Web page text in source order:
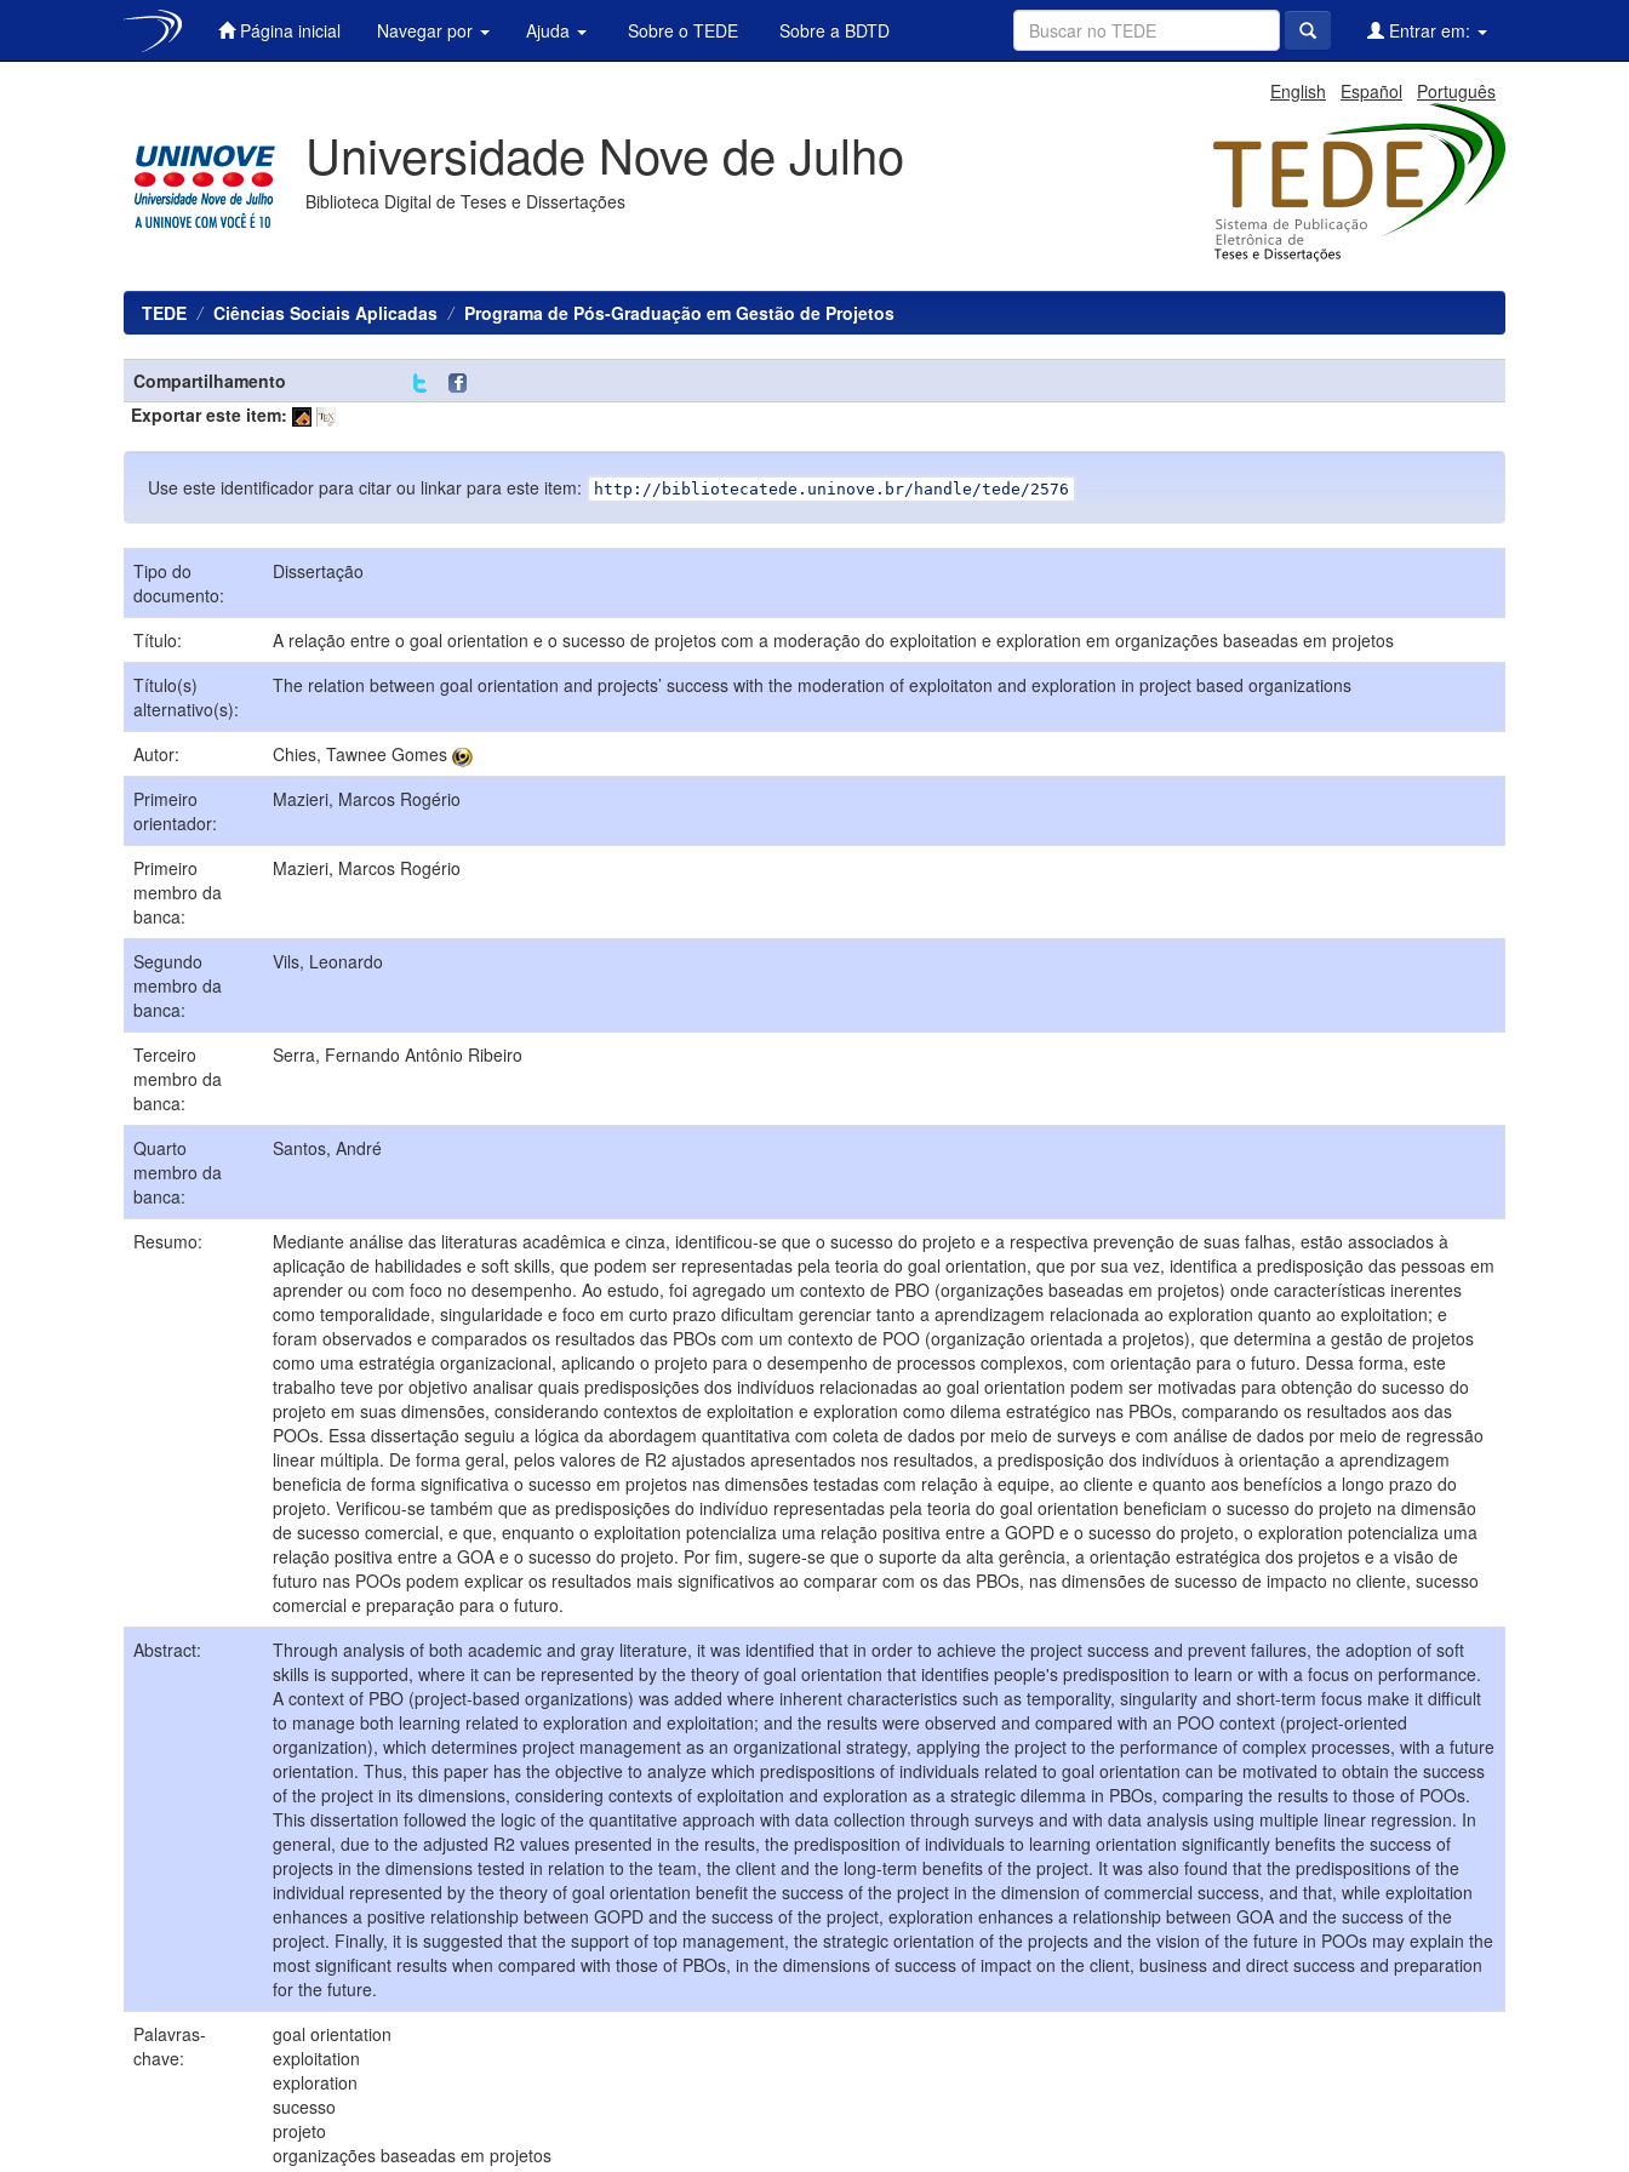
Página inicial Navegar por Ajuda Sobre o TEDE Sobre a BDTD Entrar em:
English Español Português
Universidade Nove de Julho
Biblioteca Digital de Teses e Dissertações
TEDE Ciências Sociais Aplicadas Programa de Pós-Graduação em Gestão de Projetos
Compartilhamento
Exportar este item:
Use este identificador para citar ou linkar para este item: http://bibliotecatede.uninove.br/handle/tede/2576
Tipo do
documento:
Dissertação
Título:
A relação entre o goal orientation e o sucesso de projetos com a moderação do exploitation e exploration em organizações baseadas em projetos
Título(s)
alternativo(s):
The relation between goal orientation and projects’ success with the moderation of exploitaton and exploration in project based organizations
Autor:
Chies, Tawnee Gomes
Primeiro
orientador:
Mazieri, Marcos Rogério
Primeiro
membro da
banca:
Mazieri, Marcos Rogério
Segundo
membro da
banca:
Vils, Leonardo
Terceiro
membro da
banca:
Serra, Fernando Antônio Ribeiro
Quarto
membro da
banca:
Santos, André
Resumo:
Mediante análise das literaturas acadêmica e cinza, identificou-se que o sucesso do projeto e a respectiva prevenção de suas falhas, estão associados à
aplicação de habilidades e soft skills, que podem ser representadas pela teoria do goal orientation, que por sua vez, identifica a predisposição das pessoas em
aprender ou com foco no desempenho. Ao estudo, foi agregado um contexto de PBO (organizações baseadas em projetos) onde características inerentes
como temporalidade, singularidade e foco em curto prazo dificultam gerenciar tanto a aprendizagem relacionada ao exploration quanto ao exploitation; e
foram observados e comparados os resultados das PBOs com um contexto de POO (organização orientada a projetos), que determina a gestão de projetos
como uma estratégia organizacional, aplicando o projeto para o desempenho de processos complexos, com orientação para o futuro. Dessa forma, este
trabalho teve por objetivo analisar quais predisposições dos indivíduos relacionadas ao goal orientation podem ser motivadas para obtenção do sucesso do
projeto em suas dimensões, considerando contextos de exploitation e exploration como dilema estratégico nas PBOs, comparando os resultados aos das
POOs. Essa dissertação seguiu a lógica da abordagem quantitativa com coleta de dados por meio de surveys e com análise de dados por meio de regressão
linear múltipla. De forma geral, pelos valores de R2 ajustados apresentados nos resultados, a predisposição dos indivíduos à orientação a aprendizagem
beneficia de forma significativa o sucesso em projetos nas dimensões testadas com relação à equipe, ao cliente e quanto aos benefícios a longo prazo do
projeto. Verificou-se também que as predisposições do indivíduo representadas pela teoria do goal orientation beneficiam o sucesso do projeto na dimensão
de sucesso comercial, e que, enquanto o exploitation potencializa uma relação positiva entre a GOPD e o sucesso do projeto, o exploration potencializa uma
relação positiva entre a GOA e o sucesso do projeto. Por fim, sugere-se que o suporte da alta gerência, a orientação estratégica dos projetos e a visão de
futuro nas POOs podem explicar os resultados mais significativos ao comparar com os das PBOs, nas dimensões de sucesso de impacto no cliente, sucesso
comercial e preparação para o futuro.
Abstract:
Through analysis of both academic and gray literature, it was identified that in order to achieve the project success and prevent failures, the adoption of soft
skills is supported, where it can be represented by the theory of goal orientation that identifies people's predisposition to learn or with a focus on performance.
A context of PBO (project-based organizations) was added where inherent characteristics such as temporality, singularity and short-term focus make it difficult
to manage both learning related to exploration and exploitation; and the results were observed and compared with an POO context (project-oriented
organization), which determines project management as an organizational strategy, applying the project to the performance of complex processes, with a future
orientation. Thus, this paper has the objective to analyze which predispositions of individuals related to goal orientation can be motivated to obtain the success
of the project in its dimensions, considering contexts of exploitation and exploration as a strategic dilemma in PBOs, comparing the results to those of POOs.
This dissertation followed the logic of the quantitative approach with data collection through surveys and with data analysis using multiple linear regression. In
general, due to the adjusted R2 values presented in the results, the predisposition of individuals to learning orientation significantly benefits the success of
projects in the dimensions tested in relation to the team, the client and the long-term benefits of the project. It was also found that the predispositions of the
individual represented by the theory of goal orientation benefit the success of the project in the dimension of commercial success, and that, while exploitation
enhances a positive relationship between GOPD and the success of the project, exploration enhances a relationship between GOA and the success of the
project. Finally, it is suggested that the support of top management, the strategic orientation of the projects and the vision of the future in POOs may explain the
most significant results when compared with those of PBOs, in the dimensions of success of impact on the client, business and direct success and preparation
for the future.
Palavras-
chave:
goal orientation
exploitation
exploration
sucesso
projeto
organizações baseadas em projetos